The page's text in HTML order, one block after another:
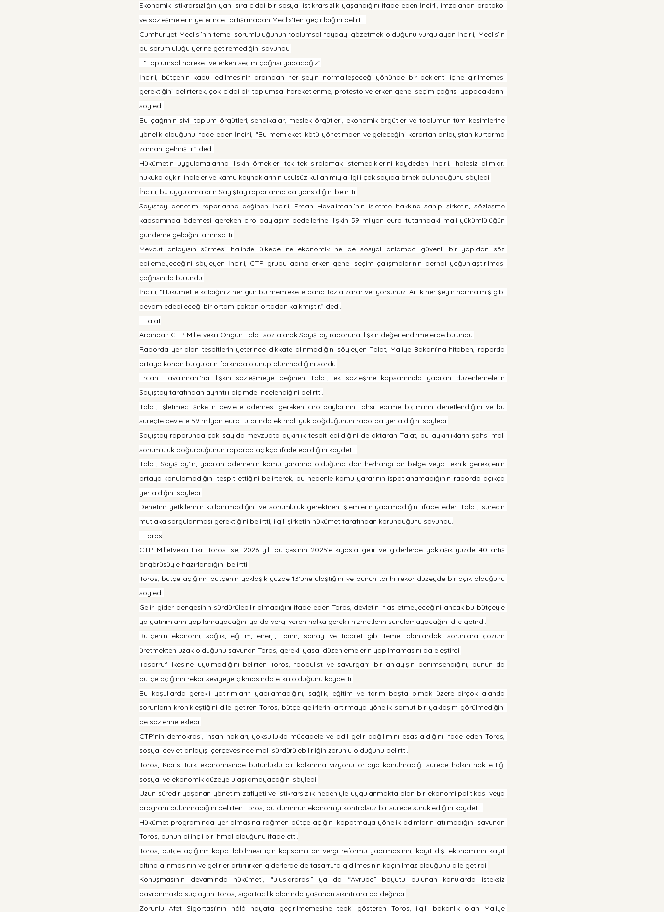
Ekonomik istikrarsızlığın yanı sıra ciddi bir sosyal istikrarsızlık yaşandığını ifade eden İncirli, imzalanan protokol
ve sözleşmelerin yeterince tartışılmadan Meclis’ten geçirildiğini belirtti.
Cumhuriyet Meclisi’nin temel sorumluluğunun toplumsal faydayı gözetmek olduğunu vurgulayan İncirli, Meclis’in
bu sorumluluğu yerine getiremediğini savundu.
- “Toplumsal hareket ve erken seçim çağrısı yapacağız”
İncirli, bütçenin kabul edilmesinin ardından her şeyin normalleşeceği yönünde bir beklenti içine girilmemesi
gerektiğini belirterek, çok ciddi bir toplumsal hareketlenme, protesto ve erken genel seçim çağrısı yapacaklarını
söyledi.
Bu çağrının sivil toplum örgütleri, sendikalar, meslek örgütleri, ekonomik örgütler ve toplumun tüm kesimlerine
yönelik olduğunu ifade eden İncirli, “Bu memleketi kötü yönetimden ve geleceğini karartan anlayıştan kurtarma
zamanı gelmiştir.” dedi.
Hükümetin uygulamalarına ilişkin örnekleri tek tek sıralamak istemediklerini kaydeden İncirli, ihalesiz alımlar,
hukuka aykırı ihaleler ve kamu kaynaklarının usulsüz kullanımıyla ilgili çok sayıda örnek bulunduğunu söyledi.
İncirli, bu uygulamaların Sayıştay raporlarına da yansıdığını belirtti.
Sayıştay denetim raporlarına değinen İncirli, Ercan Havalimanı’nın işletme hakkına sahip şirketin, sözleşme
kapsamında ödemesi gereken ciro paylaşım bedellerine ilişkin 59 milyon euro tutarındaki mali yükümlülüğün
gündeme geldiğini anımsattı.
Mevcut anlayışın sürmesi halinde ülkede ne ekonomik ne de sosyal anlamda güvenli bir yapıdan söz
edilemeyeceğini söyleyen İncirli, CTP grubu adına erken genel seçim çalışmalarının derhal yoğunlaştırılması
çağrısında bulundu.
İncirli, “Hükümette kaldığınız her gün bu memlekete daha fazla zarar veriyorsunuz. Artık her şeyin normalmiş gibi
devam edebileceği bir ortam çoktan ortadan kalkmıştır.” dedi.
- Talat
Ardından CTP Milletvekili Ongun Talat söz alarak Sayıştay raporuna ilişkin değerlendirmelerde bulundu.
Raporda yer alan tespitlerin yeterince dikkate alınmadığını söyleyen Talat, Maliye Bakanı’na hitaben, raporda
ortaya konan bulguların farkında olunup olunmadığını sordu.
Ercan Havalimanı’na ilişkin sözleşmeye değinen Talat, ek sözleşme kapsamında yapılan düzenlemelerin
Sayıştay tarafından ayrıntılı biçimde incelendiğini belirtti.
Talat, işletmeci şirketin devlete ödemesi gereken ciro paylarının tahsil edilme biçiminin denetlendiğini ve bu
süreçte devlete 59 milyon euro tutarında ek mali yük doğduğunun raporda yer aldığını söyledi.
Sayıştay raporunda çok sayıda mevzuata aykırılık tespit edildiğini de aktaran Talat, bu aykırılıkların şahsi mali
sorumluluk doğurduğunun raporda açıkça ifade edildiğini kaydetti.
Talat, Sayıştay’ın, yapılan ödemenin kamu yararına olduğuna dair herhangi bir belge veya teknik gerekçenin
ortaya konulamadığını tespit ettiğini belirterek, bu nedenle kamu yararının ispatlanamadığının raporda açıkça
yer aldığını söyledi.
Denetim yetkilerinin kullanılmadığını ve sorumluluk gerektiren işlemlerin yapılmadığını ifade eden Talat, sürecin
mutlaka sorgulanması gerektiğini belirtti, ilgili şirketin hükümet tarafından korunduğunu savundu.
- Toros
CTP Milletvekili Fikri Toros ise, 2026 yılı bütçesinin 2025’e kıyasla gelir ve giderlerde yaklaşık yüzde 40 artış
öngörüsüyle hazırlandığını belirtti.
Toros, bütçe açığının bütçenin yaklaşık yüzde 13’üne ulaştığını ve bunun tarihi rekor düzeyde bir açık olduğunu
söyledi.
Gelir–gider dengesinin sürdürülebilir olmadığını ifade eden Toros, devletin iflas etmeyeceğini ancak bu bütçeyle
ya yatırımların yapılamayacağını ya da vergi veren halka gerekli hizmetlerin sunulamayacağını dile getirdi.
Bütçenin ekonomi, sağlık, eğitim, enerji, tarım, sanayi ve ticaret gibi temel alanlardaki sorunlara çözüm
üretmekten uzak olduğunu savunan Toros, gerekli yasal düzenlemelerin yapılmamasını da eleştirdi.
Tasarruf ilkesine uyulmadığını belirten Toros, “popülist ve savurgan" bir anlayışın benimsendiğini, bunun da
bütçe açığının rekor seviyeye çıkmasında etkili olduğunu kaydetti.
Bu koşullarda gerekli yatırımların yapılamadığını, sağlık, eğitim ve tarım başta olmak üzere birçok alanda
sorunların kronikleştiğini dile getiren Toros, bütçe gelirlerini artırmaya yönelik somut bir yaklaşım görülmediğini
de sözlerine ekledi.
CTP’nin demokrasi, insan hakları, yoksullukla mücadele ve adil gelir dağılımını esas aldığını ifade eden Toros,
sosyal devlet anlayışı çerçevesinde mali sürdürülebilirliğin zorunlu olduğunu belirtti.
Toros, Kıbrıs Türk ekonomisinde bütünlüklü bir kalkınma vizyonu ortaya konulmadığı sürece halkın hak ettiği
sosyal ve ekonomik düzeye ulaşılamayacağını söyledi.
Uzun süredir yaşanan yönetim zafiyeti ve istikrarsızlık nedeniyle uygulanmakta olan bir ekonomi politikası veya
program bulunmadığını belirten Toros, bu durumun ekonomiyi kontrolsüz bir sürece sürüklediğini kaydetti.
Hükümet programında yer almasına rağmen bütçe açığını kapatmaya yönelik adımların atılmadığını savunan
Toros, bunun bilinçli bir ihmal olduğunu ifade etti.
Toros, bütçe açığının kapatılabilmesi için kapsamlı bir vergi reformu yapılmasının, kayıt dışı ekonominin kayıt
altına alınmasının ve gelirler artırılırken giderlerde de tasarrufa gidilmesinin kaçınılmaz olduğunu dile getirdi.
Konuşmasının devamında hükümeti, “uluslararası” ya da “Avrupa” boyutu bulunan konularda isteksiz
davranmakla suçlayan Toros, sigortacılık alanında yaşanan sıkıntılara da değindi.
Zorunlu Afet Sigortası’nın hâlâ hayata geçirilmemesine tepki gösteren Toros, ilgili bakanlık olan Maliye